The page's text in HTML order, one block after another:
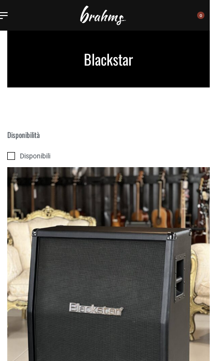
0
Blackstar
Disponibilità
Disponibili
SHOWING ALL 4 RESULTS
Ordinamento predefinito
FILTER